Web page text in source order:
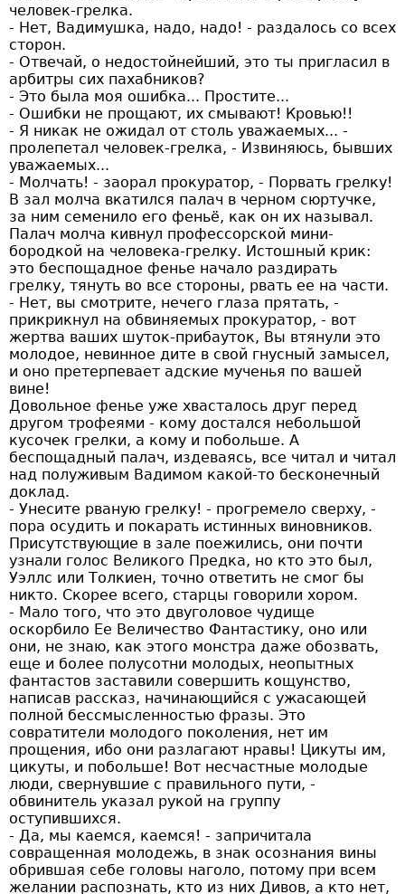
человек-грелка.
- Нет, Вадимушка, надо, надо! - раздалось со всех
сторон.
- Отвечай, о недостойнейший, это ты пригласил в
арбитры сих пахабников?
- Это была моя ошибка... Простите...
- Ошибки не прощают, их смывают! Кровью!!
- Я никак не ожидал от столь уважаемых... -
пролепетал человек-грелка, - Извиняюсь, бывших
уважаемых...
- Молчать! - заорал прокуратор, - Порвать грелку!
В зал молча вкатился палач в черном сюртучке,
за ним семенило его феньё, как он их называл.
Палач молча кивнул профессорской мини-
бородкой на человека-грелку. Истошный крик:
это беспощадное фенье начало раздирать
грелку, тянуть во все стороны, рвать ее на части.
- Нет, вы смотрите, нечего глаза прятать, -
прикрикнул на обвиняемых прокуратор, - вот
жертва ваших шуток-прибауток, Вы втянули это
молодое, невинное дите в свой гнусный замысел,
и оно претерпевает адские мученья по вашей
вине!
Довольное фенье уже хвасталось друг перед
другом трофеями - кому достался небольшой
кусочек грелки, а кому и побольше. А
беспощадный палач, издеваясь, все читал и читал
над полуживым Вадимом какой-то бесконечный
доклад.
- Унесите рваную грелку! - прогремело сверху, -
пора осудить и покарать истинных виновников.
Присутствующие в зале поежились, они почти
узнали голос Великого Предка, но кто это был,
Уэллс или Толкиен, точно ответить не смог бы
никто. Скорее всего, старцы говорили хором.
- Мало того, что это двуголовое чудище
оскорбило Ее Величество Фантастику, оно или
они, не знаю, как этого монстра даже обозвать,
еще и более полусотни молодых, неопытных
фантастов заставили совершить кощунство,
написав рассказ, начинающийся с ужасающей
полной бессмысленностью фразы. Это
совратители молодого поколения, нет им
прощения, ибо они разлагают нравы! Цикуты им,
цикуты, и побольше! Вот несчастные молодые
люди, свернувшие с правильного пути, -
обвинитель указал рукой на группу
оступившихся.
- Да, мы каемся, каемся! - запричитала
совращенная молодежь, в знак осознания вины
обрившая себе головы наголо, потому при всем
желании распознать, кто из них Дивов, а кто нет,